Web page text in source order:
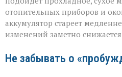
отопительных приборов и
аккумулятор стареет
изменений заметно
Не забывать о